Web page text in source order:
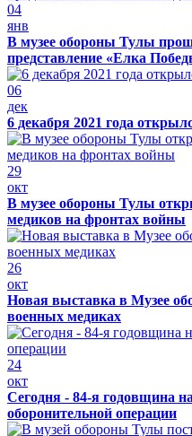
04
янв
В музее обороны Тулы
представление «Елка
06
дек
6 декабря 2021 года
29
окт
В музее обороны Тулы
медиков на фронтах войны
26
окт
Новая выставка в Музее
военных медиках
24
окт
Сегодня - 84-я годовщина
оборонительной операции